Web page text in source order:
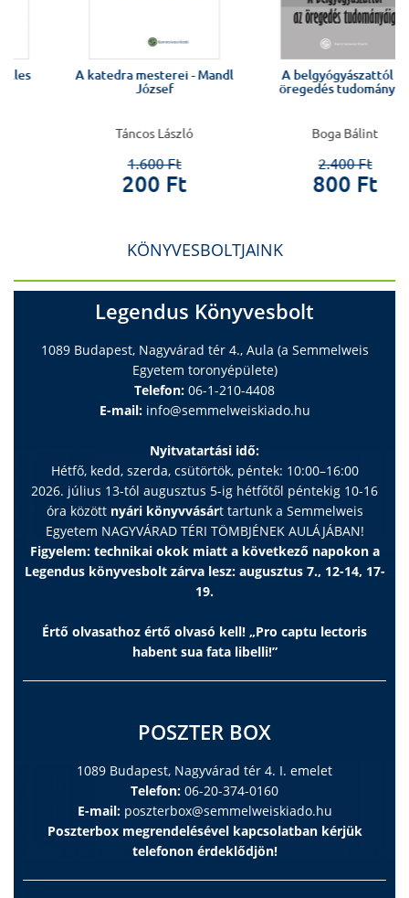
A katedra mesterei - Mandl
Táncos László
1.600 Ft
200 Ft
A belgyógyászattól az
öregedés tudományáig
Boga Bálint
2.400 Ft
800 Ft
KÖNYVESBOLTJAINK
Legendus Könyvesbolt
1089 Budapest, Nagyvárad tér 4., Aula (a Semmelweis
Egyetem toronyépülete)
Telefon: 06-1-210-4408
E-mail: info@semmelweiskiado.hu
Nyitvatartási idő:
Hétfő, kedd, szerda, csütörtök, péntek: 10:00–16:00
2026. július 13-tól augusztus 5-ig hétfőtől péntekig 10-16
óra között nyári könyvvásárt tartunk a Semmelweis
Egyetem NAGYVÁRAD TÉRI TÖMBJÉNEK AULÁJÁBAN!
Figyelem: technikai okok miatt a következő napokon a
Legendus könyvesbolt zárva lesz: augusztus 7., 12-14, 17-
19.
Értő olvasathoz értő olvasó kell! „Pro captu lectoris
habent sua fata libelli!”
POSZTER BOX
1089 Budapest, Nagyvárad tér 4. I. emelet
Telefon: 06-20-374-0160
E-mail: poszterbox@semmelweiskiado.hu
Poszterbox megrendelésével kapcsolatban kérjük
telefonon érdeklődjön!